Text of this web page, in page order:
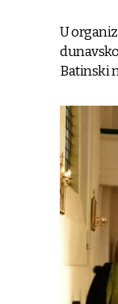
U
Batinski